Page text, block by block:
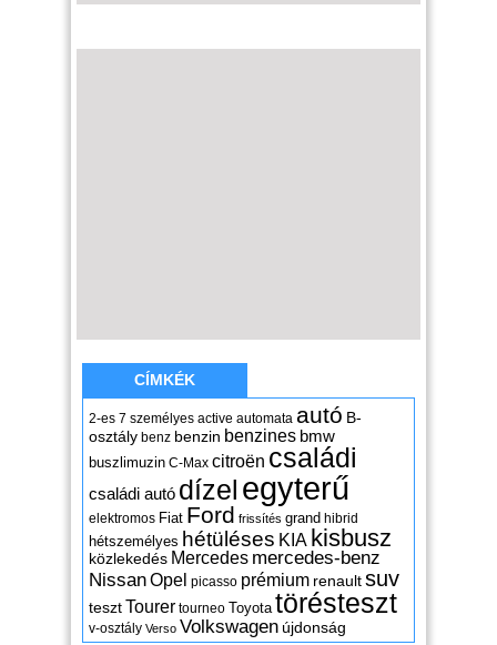
CÍMKÉK
2-es 7 személyes active automata autó B-
osztály benz benzin benzines bmw
buszlimuzin C-Max citroën családi
családi autó dízel egyterű
elektromos Fiat Ford frissítés grand hibrid
hétszemélyes hétüléses KIA kisbusz
közlekedés Mercedes mercedes-benz
NissanOpel picasso prémium renaultsuv
tesztTourer tourneo Toyota törésteszt
v-osztály Verso Volkswagen újdonság